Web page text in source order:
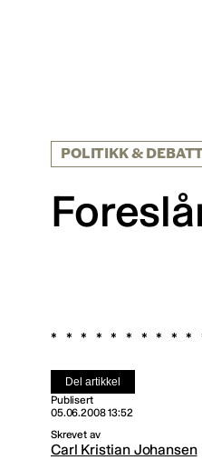
POLITIKK &
Del artikkel
Publisert
05.06.2008 13:52
Skrevet av
Carl Kristian Johansen